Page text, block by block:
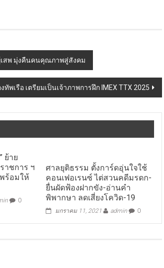
เสพ มุ่งคืนคนคุณภาพสู่สังคม
ทัพเรือ เตรียมเป็นเจ้าภาพการฝึก IMEX TTX 2025
ย้าย
าชการ ฯ
ร้อมให้
0
ศาลยุติธรรม ตั้งการ์ดอุ่นใจใช้
คอนเฟอเรนซ์ ไต่สวนคดีมรดก-
ยื่นผัดฟ้องฝากขัง-อ่านคำ
พิพากษา ลดเสี่ยงโควิด-19
มกราคม 11, 2021 admin 0